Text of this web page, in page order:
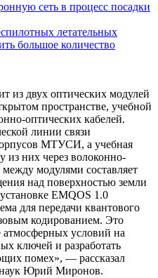
сеть в процесс посадки
летательных
большое количество
из двух оптических модулей
пространстве, учебной
оптических кабелей.
линии связи
МТУСИ, а учебная
из них через волоконно-
модулями составляет
над поверхностью земли
EMQOS 1.0
для передачи квантового
кодированием. Это
атмосферных условий на
ключей и разработать
помех», — рассказал
наук Юрий Миронов.